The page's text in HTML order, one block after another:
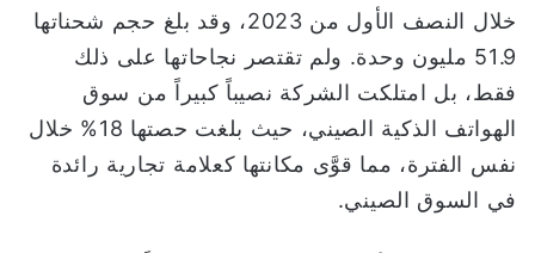
خلال النصف الأول من 2023، وقد بلغ حجم شحناتها
51.9 مليون وحدة. ولم تقتصر نجاحاتها على ذلك
فقط، بل امتلكت الشركة نصيباً كبيراً من سوق
الهواتف الذكية الصيني، حيث بلغت حصتها 18% خلال
نفس الفترة، مما قوَّى مكانتها كعلامة تجارية رائدة
في السوق الصيني.